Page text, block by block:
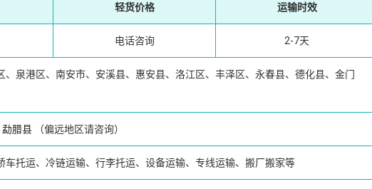
轻货价格 运输时效
电话咨询 2-7天
、泉港区、南安市、安溪县、惠安县、洛江区、丰泽区、永春县、德化县、金门
勐腊县 （偏远地区请咨询）
车托运、冷链运输、行李托运、设备运输、专线运输、搬厂搬家等